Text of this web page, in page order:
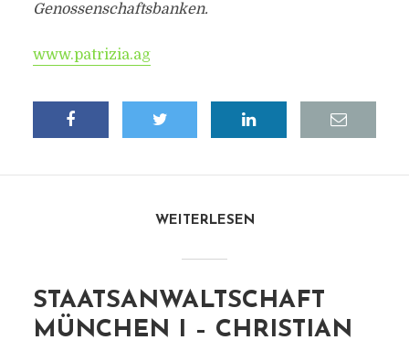
Genossenschaftsbanken.
www.patrizia.ag
WEITERLESEN
STAATSANWALTSCHAFT
MÜNCHEN I – CHRISTIAN